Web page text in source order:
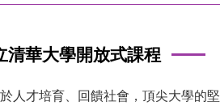
清華大學開放式課程
人才培育、回饋社會，頂尖大學的堅